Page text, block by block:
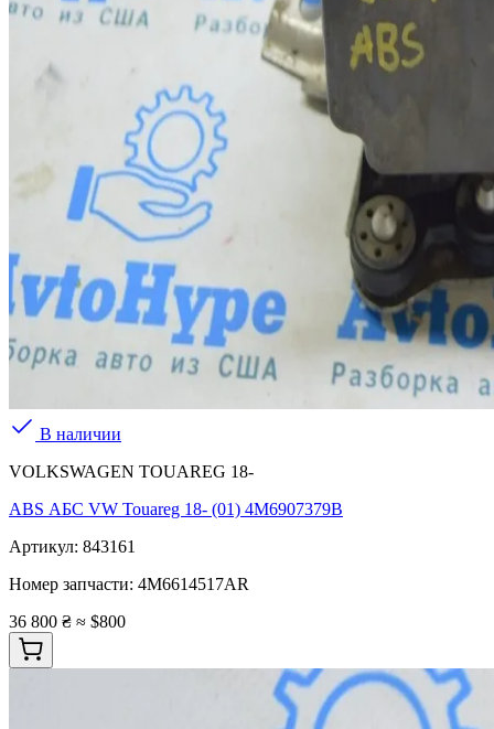
В наличии
VOLKSWAGEN TOUAREG 18-
ABS АБС VW Touareg 18- (01) 4M6907379B
Артикул: 843161
Номер запчасти: 4M6614517AR
36 800 ₴ ≈ $800